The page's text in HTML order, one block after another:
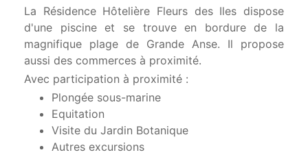
La Résidence Hôtelière Fleurs des Iles dispose
d'une piscine et se trouve en bordure de la
magnifique plage de Grande Anse. Il propose
aussi des commerces à proximité.
Avec participation à proximité :
Plongée sous-marine
Equitation
Visite du Jardin Botanique
Autres excursions